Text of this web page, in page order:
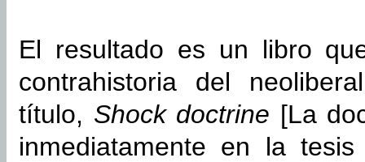
El resultado es un libro
contrahistoria del
título, Shock doctrine [La
inmediatamente en la